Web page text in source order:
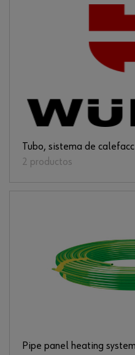
Tubo, sistema de
2 productos
Pipe panel heating